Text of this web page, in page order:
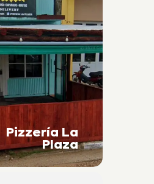
Pizzería La
Plaza